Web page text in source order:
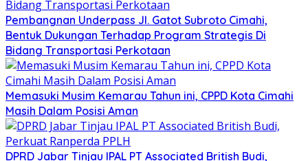
Pembangnan Underpass Jl. Gatot Subroto Cimahi,
Bentuk Dukungan Terhadap Program Strategis Di
Bidang Transportasi Perkotaan
Memasuki Musim Kemarau Tahun ini, CPPD Kota Cimahi
Masih Dalam Posisi Aman
DPRD Jabar Tinjau IPAL PT Associated British Budi,